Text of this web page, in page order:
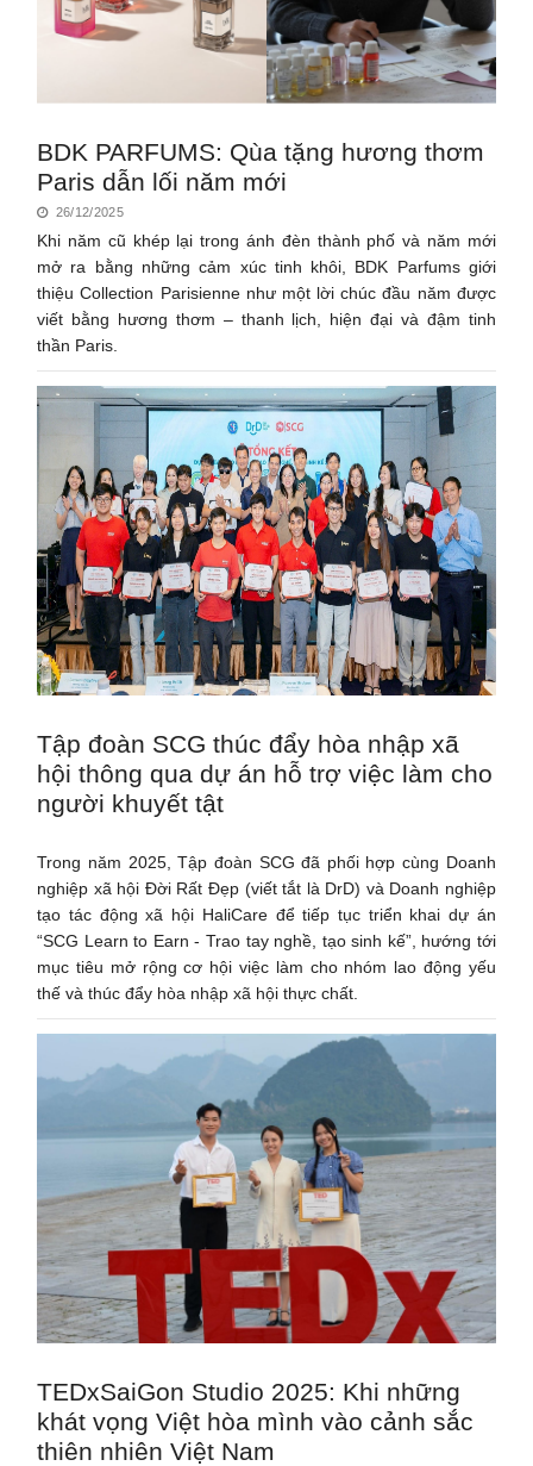
BDK PARFUMS: Qùa tặng hương thơm
Paris dẫn lối năm mới
26/12/2025
Khi năm cũ khép lại trong ánh đèn thành phố và năm mới
mở ra bằng những cảm xúc tinh khôi, BDK Parfums giới
thiệu Collection Parisienne như một lời chúc đầu năm được
viết bằng hương thơm – thanh lịch, hiện đại và đậm tinh
thần Paris.
Tập đoàn SCG thúc đẩy hòa nhập xã
hội thông qua dự án hỗ trợ việc làm cho
người khuyết tật
Trong năm 2025, Tập đoàn SCG đã phối hợp cùng Doanh
nghiệp xã hội Đời Rất Đẹp (viết tắt là DrD) và Doanh nghiệp
tạo tác động xã hội HaliCare để tiếp tục triển khai dự án
“SCG Learn to Earn - Trao tay nghề, tạo sinh kế”, hướng tới
mục tiêu mở rộng cơ hội việc làm cho nhóm lao động yếu
thế và thúc đẩy hòa nhập xã hội thực chất.
TEDxSaiGon Studio 2025: Khi những
khát vọng Việt hòa mình vào cảnh sắc
thiên nhiên Việt Nam